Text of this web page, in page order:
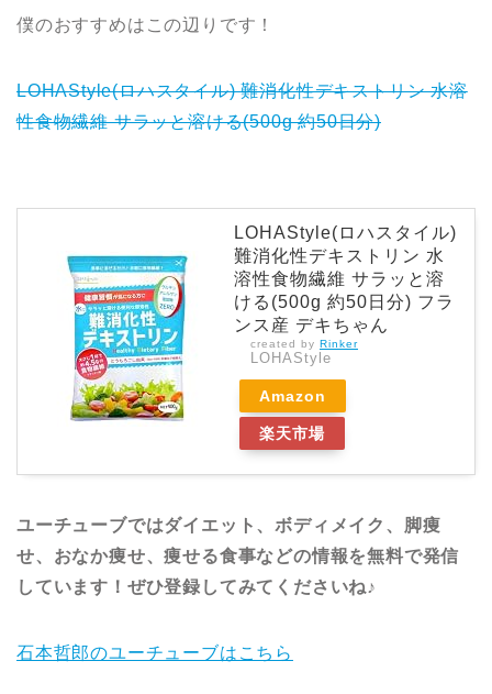
僕のおすすめはこの辺りです！
LOHAStyle(ロハスタイル) 難消化性デキストリン 水溶
性食物繊維 サラッと溶ける(500g 約50日分)
LOHAStyle(ロハスタイル)
難消化性デキストリン 水
溶性食物繊維 サラッと溶
ける(500g 約50日分) フラ
ンス産 デキちゃん
created by Rinker
LOHAStyle
Amazon
楽天市場
ユーチューブではダイエット、ボディメイク、脚痩
せ、おなか痩せ、痩せる食事などの情報を無料で発信
しています！ぜひ登録してみてくださいね♪
石本哲郎のユーチューブはこちら